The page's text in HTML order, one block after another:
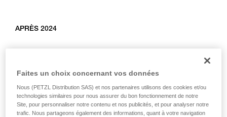
APRÈS 2024
L012BB00, L012CB00, L013AB01, L014AB01, L014BB01,
L014CB01, L015AB00, L015BB00, L016AB00.
Faites un choix concernant vos données
Nous (PETZL Distribution SAS) et nos partenaires utilisons des cookies et/ou
technologies similaires pour nous assurer du bon fonctionnement de notre
Site, pour personnaliser notre contenu et nos publicités, et pour analyser notre
trafic. Nous partageons également des informations, quant à votre navigation